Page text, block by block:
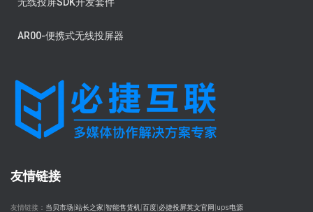
AR00-便携式无线投屏器
友情链接
友情链接： 当贝市场 站长之家 智能售货机 百度 必捷投屏英文官网 ups电源